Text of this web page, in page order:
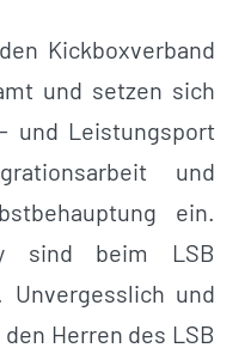
Kickboxverband
und setzen sich
und Leistungsport
und
ein.
sind beim LSB
Unvergesslich und
Herren des LSB